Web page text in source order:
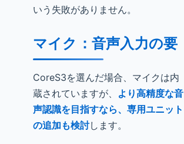
いう失敗がありません。
マイク：音声入力の要
CoreS3を選んだ場合、マイクは内
蔵されていますが、 より高精度な音
声認識を目指すなら、専用ユニット
の追加も検討します。